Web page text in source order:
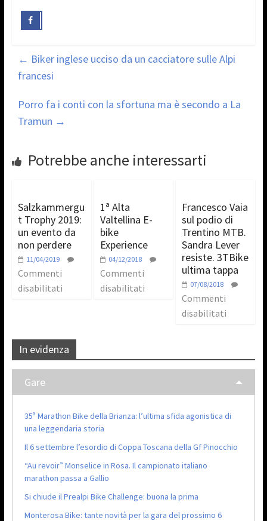
← Biker inglese ucciso da un cacciatore sulle Alpi
francesi
Porro fa i conti con la sfortuna ma è secondo a La
Tramun →
Potrebbe anche interessarti
Salzkammergu
t Trophy 2019:
un evento da
non perdere
11/04/2019
Commenti
disabilitati
1ª Alta
Valtellina E-
bike
Experience
04/12/2018
Commenti
disabilitati
Francesco Vaia
sul podio di
Trentino MTB.
Sandra Lever
resiste. 3TBike
ultima tappa
07/08/2018
Commenti
disabilitati
In evidenza
Gare
35ª Marathon Bike della Brianza: l’ultima sfida agonistica di
una leggendaria storia
Il 6 settembre l’esordio di Coppa Toscana della Gf Pinocchio
“Au revoir” Monselice in Rosa. Il campionato italiano
marathon passa a Gallio
Si chiude il Prealpi Bike Challenge: buona la prima
Monterosa Bike: tante novità per la gara del prossimo 6